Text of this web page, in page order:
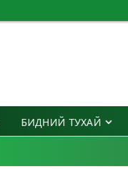
БИДНИЙ ТУХАЙ